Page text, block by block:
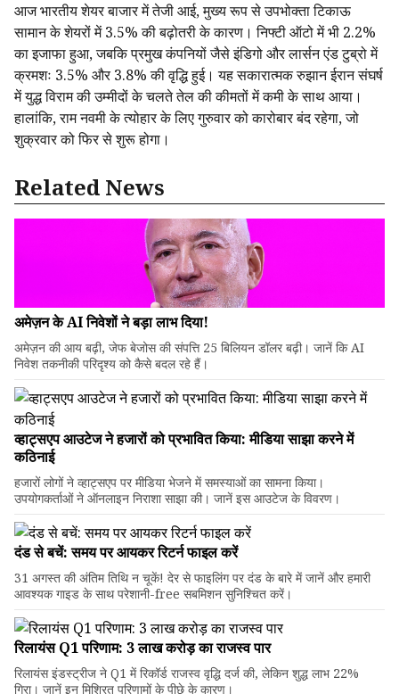
आज भारतीय शेयर बाजार में तेजी आई, मुख्य रूप से उपभोक्ता टिकाऊ
सामान के शेयरों में 3.5% की बढ़ोतरी के कारण। निफ्टी ऑटो में भी 2.2%
का इजाफा हुआ, जबकि प्रमुख कंपनियों जैसे इंडिगो और लार्सन एंड टुब्रो में
क्रमशः 3.5% और 3.8% की वृद्धि हुई। यह सकारात्मक रुझान ईरान संघर्ष
में युद्ध विराम की उम्मीदों के चलते तेल की कीमतों में कमी के साथ आया।
हालांकि, राम नवमी के त्योहार के लिए गुरुवार को कारोबार बंद रहेगा, जो
शुक्रवार को फिर से शुरू होगा।
Related News
अमेज़न के AI निवेशों ने बड़ा लाभ दिया!
अमेज़न की आय बढ़ी, जेफ बेजोस की संपत्ति 25 बिलियन डॉलर बढ़ी। जानें कि AI
निवेश तकनीकी परिदृश्य को कैसे बदल रहे हैं।
व्हाट्सएप आउटेज ने हजारों को प्रभावित किया: मीडिया साझा करने में
कठिनाई
हजारों लोगों ने व्हाट्सएप पर मीडिया भेजने में समस्याओं का सामना किया।
उपयोगकर्ताओं ने ऑनलाइन निराशा साझा की। जानें इस आउटेज के विवरण।
दंड से बचें: समय पर आयकर रिटर्न फाइल करें
31 अगस्त की अंतिम तिथि न चूकें! देर से फाइलिंग पर दंड के बारे में जानें और हमारी
आवश्यक गाइड के साथ परेशानी-free सबमिशन सुनिश्चित करें।
रिलायंस Q1 परिणाम: ₹3 लाख करोड़ का राजस्व पार
रिलायंस इंडस्ट्रीज ने Q1 में रिकॉर्ड राजस्व वृद्धि दर्ज की, लेकिन शुद्ध लाभ 22%
गिरा। जानें इन मिश्रित परिणामों के पीछे के कारण।